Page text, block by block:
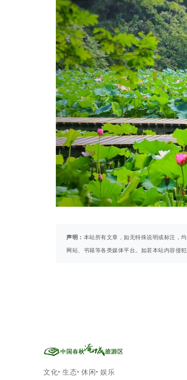
声明： 本站所有文章，如无特殊说明或标注，
网站、书籍等各类媒体平台。如若本站内容侵
文化• 生态• 休闲• 娱乐